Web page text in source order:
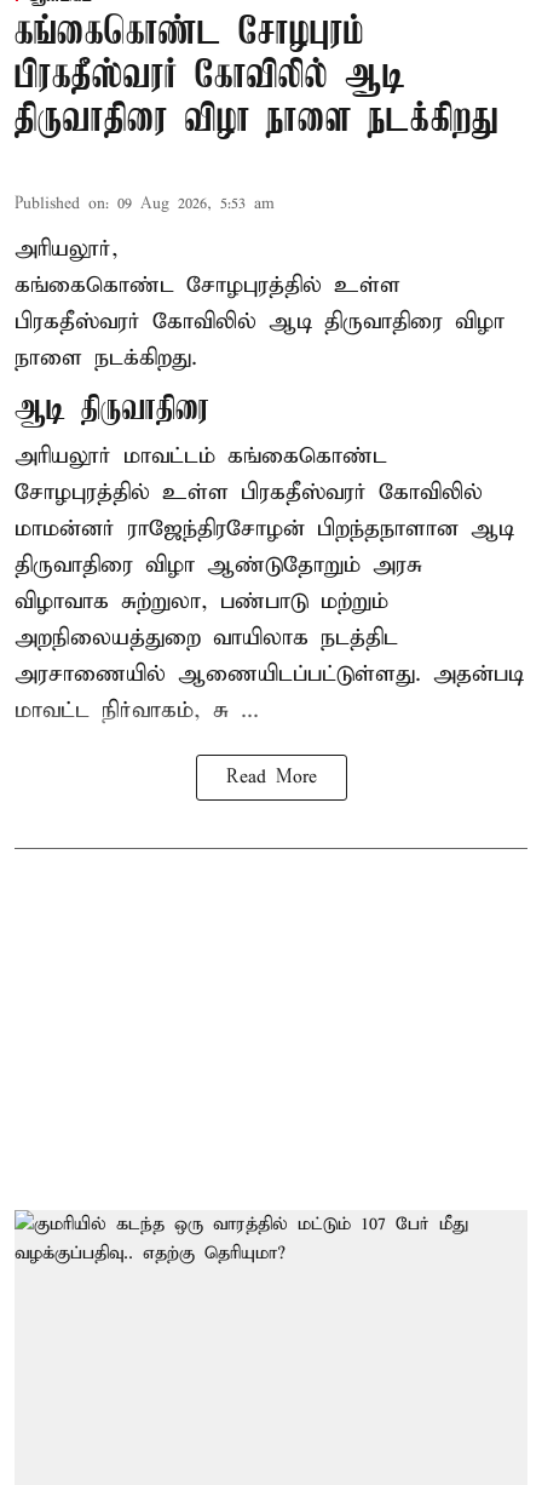
கங்கைகொண்ட சோழபுரம்
பிரகதீஸ்வரர் கோவிலில் ஆடி
திருவாதிரை விழா நாளை நடக்கிறது
Published on: 09 Aug 2026, 5:53 am
அரியலூர்,
கங்கைகொண்ட சோழபுரத்தில் உள்ள
பிரகதீஸ்வரர் கோவிலில் ஆடி திருவாதிரை விழா
நாளை நடக்கிறது.
ஆடி திருவாதிரை
அரியலூர் மாவட்டம் கங்கைகொண்ட
சோழபுரத்தில் உள்ள பிரகதீஸ்வரர் கோவிலில்
மாமன்னர் ராஜேந்திரசோழன் பிறந்தநாளான ஆடி
திருவாதிரை விழா ஆண்டுதோறும் அரசு
விழாவாக சுற்றுலா, பண்பாடு மற்றும்
அறநிலையத்துறை வாயிலாக நடத்திட
அரசாணையில் ஆணையிடப்பட்டுள்ளது. அதன்படி
மாவட்ட நிர்வாகம், சு ...
Read More